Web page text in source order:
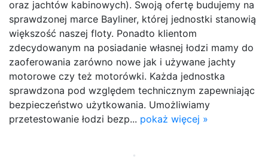
oraz jachtów kabinowych). Swoją ofertę budujemy na
sprawdzonej marce Bayliner, której jednostki stanowią
większość naszej floty. Ponadto klientom
zdecydowanym na posiadanie własnej łodzi mamy do
zaoferowania zarówno nowe jak i używane jachty
motorowe czy też motorówki. Każda jednostka
sprawdzona pod względem technicznym zapewniając
bezpieczeństwo użytkowania. Umożliwiamy
przetestowanie łodzi bezp... pokaż więcej »